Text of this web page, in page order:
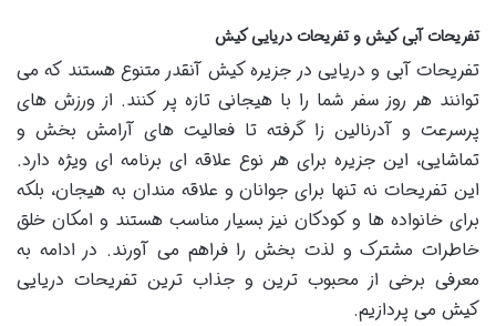
تفریحات آبی کیش و تفریحات دریایی کیش
تفریحات آبی و دریایی در جزیره کیش آنقدر متنوع هستند که می
توانند هر روز سفر شما را با هیجانی تازه پر کنند. از ورزش های
پرسرعت و آدرنالین زا گرفته تا فعالیت های آرامش بخش و
تماشایی، این جزیره برای هر نوع علاقه ای برنامه ای ویژه دارد.
این تفریحات نه تنها برای جوانان و علاقه مندان به هیجان، بلکه
برای خانواده ها و کودکان نیز بسیار مناسب هستند و امکان خلق
خاطرات مشترک و لذت بخش را فراهم می آورند. در ادامه به
معرفی برخی از محبوب ترین و جذاب ترین تفریحات دریایی
کیش می پردازیم.